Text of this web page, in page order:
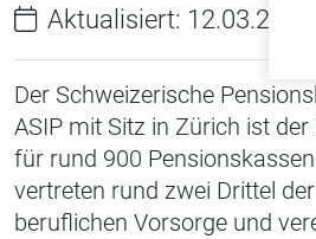
Aktualisiert: 12.03.2026
Der Schweizerische
ASIP mit Sitz in Zürich ist
für rund 900
vertreten rund zwei Drittel
beruflichen Vorsorge und